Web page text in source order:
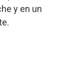
y en un